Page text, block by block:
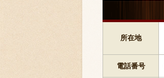
所在地
電話番号